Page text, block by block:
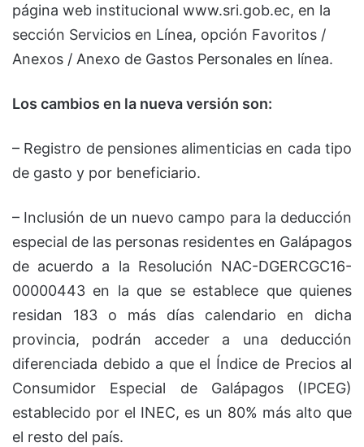
página web institucional www.sri.gob.ec, en la
sección Servicios en Línea, opción Favoritos /
Anexos / Anexo de Gastos Personales en línea.
Los cambios en la nueva versión son:
– Registro de pensiones alimenticias en cada tipo
de gasto y por beneficiario.
– Inclusión de un nuevo campo para la deducción
especial de las personas residentes en Galápagos
de acuerdo a la Resolución NAC-DGERCGC16-
00000443 en la que se establece que quienes
residan 183 o más días calendario en dicha
provincia, podrán acceder a una deducción
diferenciada debido a que el Índice de Precios al
Consumidor Especial de Galápagos (IPCEG)
establecido por el INEC, es un 80% más alto que
el resto del país.